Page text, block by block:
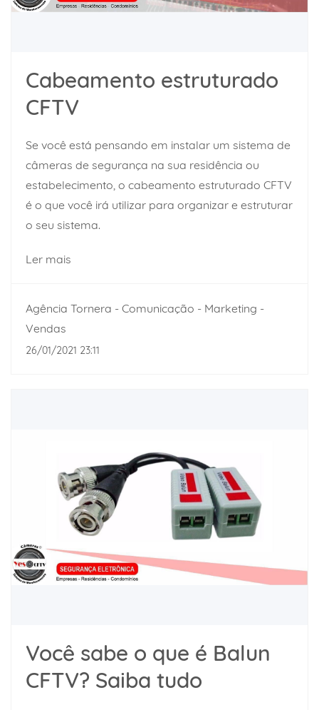
Cabeamento estruturado
CFTV
Se você está pensando em instalar um sistema de
câmeras de segurança na sua residência ou
estabelecimento, o cabeamento estruturado CFTV
é o que você irá utilizar para organizar e estruturar
o seu sistema.
Ler mais
Agência Tornera - Comunicação - Marketing -
Vendas
26/01/2021 23:11
Você sabe o que é Balun
CFTV? Saiba tudo